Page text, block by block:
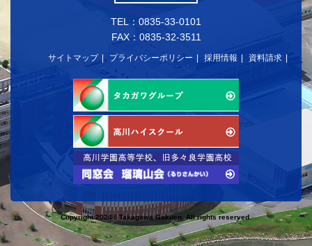
TEL：0835-33-0101
FAX：0835-32-3511
サイトマップ プライバシーポリシー 採用情報 資料請求
Copyright 2024© Takagawa Gakuen. All rights reserved.